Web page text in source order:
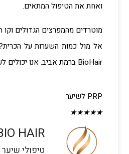
ואחת את הטיפול המתאים.
מוטרדים מהמפרצים הגדולים
אל מול כמות השערות על
BioHair ברמת אביב. אנו יכולים לעזור
PRP לשיער
★
★
★
★
★
HAIR